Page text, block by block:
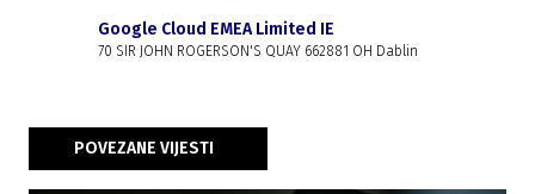
Google Cloud EMEA Limited IE
70 SIR JOHN ROGERSON'S QUAY 662881 OH Dablin
POVEZANE VIJESTI